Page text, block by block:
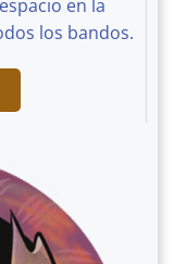
en la
los bandos.